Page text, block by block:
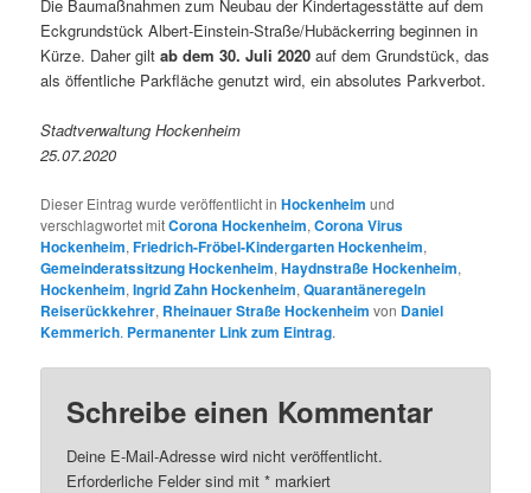
Die Baumaßnahmen zum Neubau der Kindertagesstätte auf dem
Eckgrundstück Albert-Einstein-Straße/Hubäckerring beginnen in
Kürze. Daher gilt ab dem 30. Juli 2020auf dem Grundstück, das
als öffentliche Parkfläche genutzt wird, ein absolutes Parkverbot.
Stadtverwaltung Hockenheim
25.07.2020
Dieser Eintrag wurde veröffentlicht inHockenheim und
verschlagwortet mitCorona Hockenheim,Corona Virus
Hockenheim,Friedrich-Fröbel-Kindergarten Hockenheim,
Gemeinderatssitzung Hockenheim,Haydnstraße Hockenheim,
Hockenheim,Ingrid Zahn Hockenheim,Quarantäneregeln
Reiserückkehrer, Rheinauer Straße Hockenheim von Daniel
Kemmerich. Permanenter Link zum Eintrag.
Schreibe einen Kommentar
Deine E-Mail-Adresse wird nicht veröffentlicht.
Erforderliche Felder sind mit* markiert